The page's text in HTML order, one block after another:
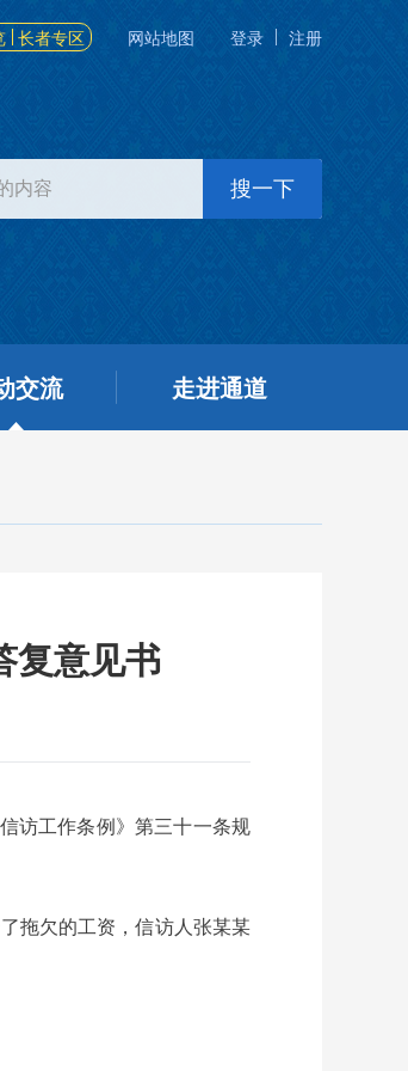
长者专区 网站地图 登录 注册
交流 走进通道
复意见书
访工作条例》第三十一条规
拖欠的工资，信访人张某某